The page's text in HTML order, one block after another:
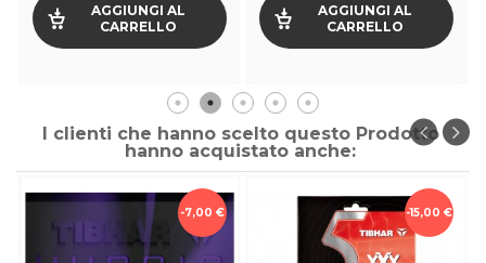
AGGIUNGI AL
CARRELLO
AGGIUNGI AL
CARRELLO
I clienti che hanno scelto questo Prodotto
hanno acquistato anche:
-7,00 € -15,00 €